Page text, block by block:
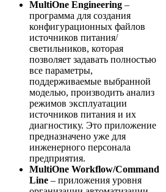
MultiOne Engineering –
программа для создания
конфигурационных файлов
источников питания/
светильников, которая
позволяет задавать полностью
все параметры,
поддерживаемые выбранной
моделью, производить анализ
режимов эксплуатации
источников питания и их
диагностику. Это приложение
предназначено уже для
инженерного персонала
предприятия.
MultiOne Workflow/Command
Line – приложения уровня